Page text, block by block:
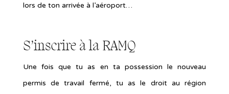
lors de ton arrivée à l’aéroport…
S’inscrire à la RAMQ
Une fois que tu as en ta possession le nouveau
permis de travail fermé, tu as le droit au région